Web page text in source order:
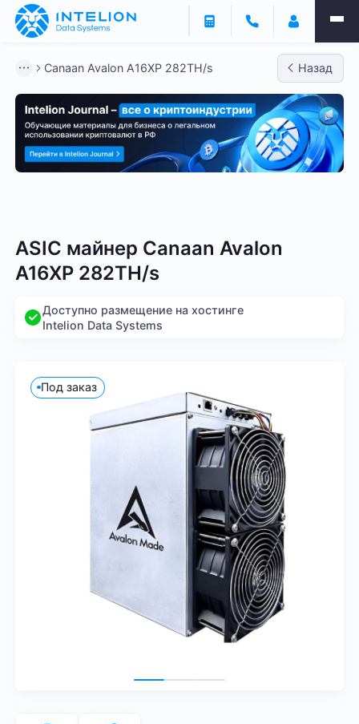
Canaan Avalon A16XP 282TH/s Назад
ASIC майнер Canaan Avalon
A16XP 282TH/s
Доступно размещение на хостинге
Intelion Data Systems
Под заказ